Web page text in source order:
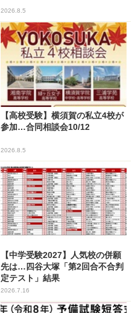
2026.8.5
【高校受験】横須賀の私立4校が
参加…合同相談会10/12
2026.8.5
【中学受験2027】人気校の併願
先は…四谷大塚「第2回合不合判
定テスト」結果
2026.7.16